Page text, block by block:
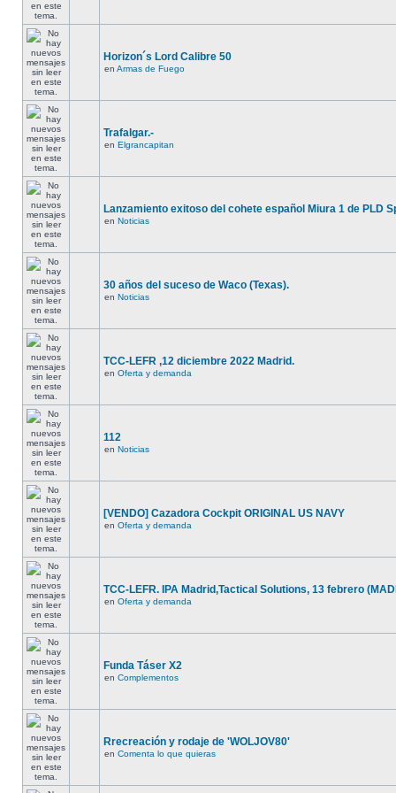
Horizon´s Lord Calibre 50
en Armas de Fuego
Trafalgar.-
en Elgrancapitan
Lanzamiento exitoso del cohete español Miura 1 de PLD
en Noticias
30 años del suceso de Waco (Texas).
en Noticias
TCC-LEFR ,12 diciembre 2022 Madrid.
en Oferta y demanda
112
en Noticias
[VENDO] Cazadora Cockpit ORIGINAL US NAVY
en Oferta y demanda
TCC-LEFR. IPA Madrid,Tactical Solutions, 13 febrero
en Oferta y demanda
Funda Táser X2
en Complementos
Rrecreación y rodaje de 'WOLJOV80'
en Comenta lo que quieras